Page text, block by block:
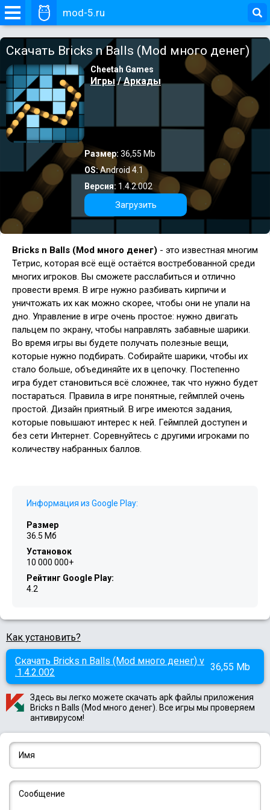
mod-5.ru
Скачать Bricks n Balls (Mod много денег)
Cheetah Games
Игры/Аркады
Размер: 36,55 Mb
OS:Android 4.1
Версия: 1.4.2.002
Загрузить
Bricks n Balls (Mod много денег) - это известная многим
Тетрис, которая всё ещё остаётся востребованной среди
многих игроков. Вы сможете расслабиться и отлично
провести время. В игре нужно разбивать кирпичи и
уничтожать их как можно скорее, чтобы они не упали на
дно. Управление в игре очень простое: нужно двигать
пальцем по экрану, чтобы направлять забавные шарики.
Во время игры вы будете получать полезные вещи,
которые нужно подбирать. Собирайте шарики, чтобы их
стало больше, объединяйте их в цепочку. Постепенно
игра будет становиться всё сложнее, так что нужно будет
постараться. Правила в игре понятные, геймплей очень
простой. Дизайн приятный. В игре имеются задания,
которые повышают интерес к ней. Геймплей доступен и
без сети Интернет. Соревнуйтесь с другими игроками по
количеству набранных баллов.
Информация из Google Play:
Размер
36.5 Мб
Установок
10 000 000+
Рейтинг Google Play:
4.2
Как установить?
Скачать Bricks n Balls (Mod много денег) v
.1.4.2.002
36,55 Mb
Здесь вы легко можете скачать apk файлы приложения
Bricks n Balls (Mod много денег). Все игры мы проверяем
антивирусом!